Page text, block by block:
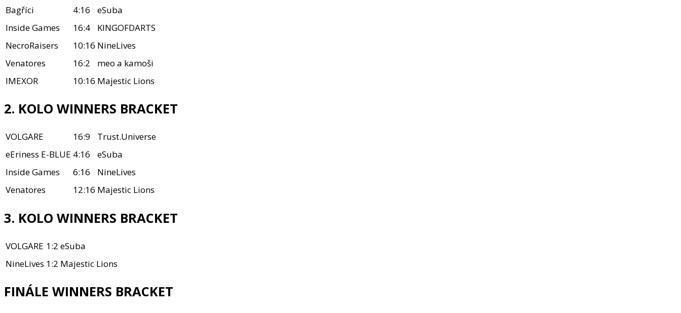
Bagříci
4:16
eSuba
Inside Games
16:4
KINGOFDARTS
NecroRaisers
10:16 NineLives
Venatores
16:2
meo a kamoši
IMEXOR
10:16 Majestic Lions
2. KOLO WINNERS BRACKET
VOLGARE 16:9
Trust.Universe
eEriness E-BLUE 4:16
eSuba
Inside Games
6:16
NineLives
Venatores
12:16 Majestic Lions
3. KOLO WINNERS BRACKET
VOLGARE 1:2 eSuba
NineLives 1:2 Majestic Lions
FINÁLE WINNERS BRACKET